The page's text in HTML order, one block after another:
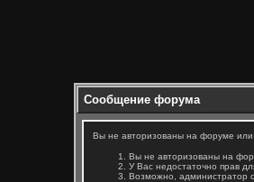
Сообщение форума
Вы не авторизованы на форуме или
Вы не авторизованы на
У Вас недостаточно прав
Возможно, администратор